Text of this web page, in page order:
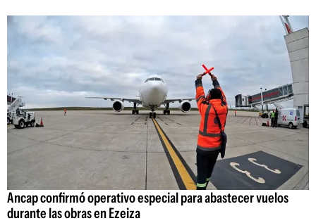
Ancap confirmó operativo especial para abastecer vuelos
durante las obras en Ezeiza